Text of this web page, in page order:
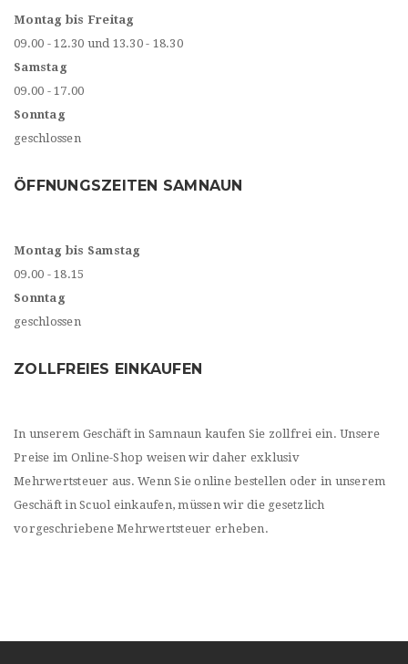
Montag bis Freitag
09.00 - 12.30 und 13.30 - 18.30
Samstag
09.00 - 17.00
Sonntag
geschlossen
ÖFFNUNGSZEITEN SAMNAUN
Montag bis Samstag
09.00 - 18.15
Sonntag
geschlossen
ZOLLFREIES EINKAUFEN
In unserem Geschäft in Samnaun kaufen Sie zollfrei ein. Unsere
Preise im Online-Shop weisen wir daher exklusiv
Mehrwertsteuer aus. Wenn Sie online bestellen oder in unserem
Geschäft in Scuol einkaufen, müssen wir die gesetzlich
vorgeschriebene Mehrwertsteuer erheben.